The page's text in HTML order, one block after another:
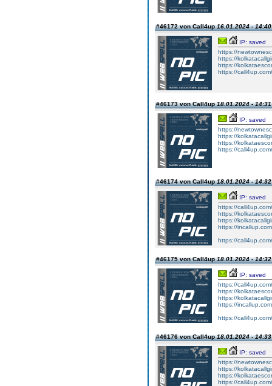
#46172 von Call4up16.01.2024 - 14:40
IP: saved
https://
https://
https://
https://
#46173 von Call4up18.01.2024 - 14:31
IP: saved
https://
https://
https://
https://
#46174 von Call4up18.01.2024 - 14:32
IP: saved
https://call4up.com/
https://
https://
https://
https://
#46175 von Call4up18.01.2024 - 14:32
IP: saved
https://call4up.com/
https://
https://
https://
https://
#46176 von Call4up18.01.2024 - 14:33
IP: saved
https://
https://
https://
https://